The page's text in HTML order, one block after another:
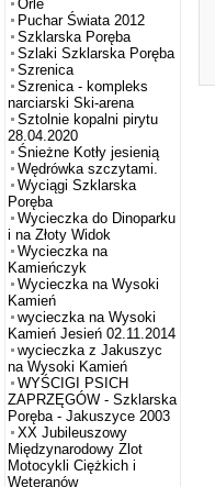
Orle
Puchar Świata 2012
Szklarska Poręba
Szlaki Szklarska Poręba
Szrenica
Szrenica - kompleks
narciarski Ski-arena
Sztolnie kopalni pirytu
28.04.2020
Śnieżne Kotły jesienią
Wędrówka szczytami.
Wyciągi Szklarska
Poręba
Wycieczka do Dinoparku
i na Złoty Widok
Wycieczka na
Kamieńczyk
Wycieczka na Wysoki
Kamień
wycieczka na Wysoki
Kamień Jesień 02.11.2014
wycieczka z Jakuszyc
na Wysoki Kamień
WYŚCIGI PSICH
ZAPRZĘGÓW - Szklarska
Poręba - Jakuszyce 2003
XX Jubileuszowy
Międzynarodowy Zlot
Motocykli Ciężkich i
Weteranów